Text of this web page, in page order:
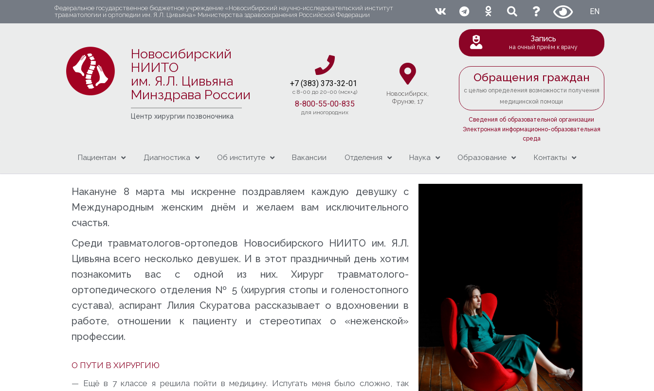
Федеральное государственное бюджетное учреждение «Новосибирский научно-исследовательский институт
травматологии и ортопедии им. Я.Л. Цивьяна» Министерства здравоохранения Российской Федерации
EN
Новосибирский
НИИТО
им. Я.Л. Цивьяна
Минздрава России
Центр хирургии позвоночника
+7 (383) 373-32-01​
c 8-00 до 20-00 (мск+4)
8-800-55-00-835
для иногородних
Новосибирcк,
Фрунзе, 17
Запись
на очный приём к врачу
Обращения граждан
с целью определения возможности получения
медицинской помощи
Сведения об образовательной организации
Электронная информационно-образовательная
среда
Пациентам Диагностика Об институте Вакансии Отделения Наука Образование Контакты
Накануне 8 марта мы искренне поздравляем каждую девушку с
Международным женским днём и желаем вам исключительного
счастья.
Среди травматологов-ортопедов Новосибирского НИИТО им. Я.Л.
Цивьяна всего несколько девушек. И в этот праздничный день хотим
познакомить вас с одной из них. Хирург травматолого-
ортопедического отделения № 5 (хирургия стопы и голеностопного
сустава), аспирантЛилия Скуратова рассказывает о вдохновении в
работе, отношении к пациенту и стереотипах о «неженской»
профессии.
О ПУТИ В ХИРУРГИЮ
— Ещё в 7 классе я решила пойти в медицину. Испугать меня было сложно, так